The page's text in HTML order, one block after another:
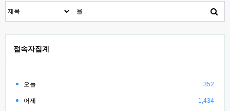
접속자집계
오늘 352
어제 1,434